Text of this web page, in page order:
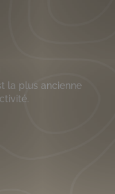
la plus ancienne